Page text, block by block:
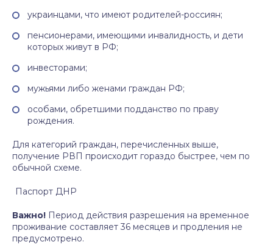
украинцами, что имеют родителей-россиян;
пенсионерами, имеющими инвалидность, и дети
которых живут в РФ;
инвесторами;
мужьями либо женами граждан РФ;
особами, обретшими подданство по праву
рождения.
Для категорий граждан, перечисленных выше,
получение РВП происходит гораздо быстрее, чем по
обычной схеме.
Паспорт ДНР
Важно! Период действия разрешения на временное
проживание составляет 36 месяцев и продления не
предусмотрено.